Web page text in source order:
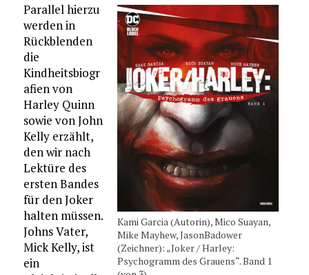
Kami Garcia (Autorin), Mico Suayan,
Mike Mayhew, JasonBadower
(Zeichner): „Joker / Harley:
Psychogramm des Grauens“. Band 1
Parallel hierzu
werden in
Rückblenden
die
Kindheitsbiogr
afien von
Harley Quinn
sowie von John
Kelly erzählt,
den wir nach
Lektüre des
ersten Bandes
für den Joker
halten müssen.
Johns Vater,
Mick Kelly, ist
ein